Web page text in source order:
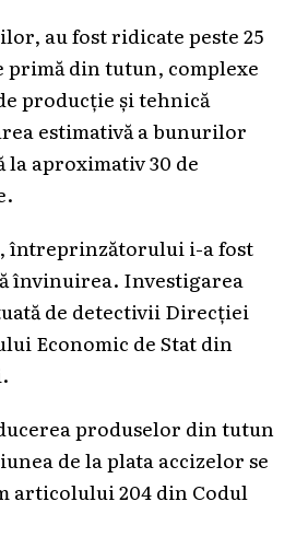
au fost ridicate peste 25
primă din tutun, complexe
producție și tehnică
estimativă a bunurilor
la aproximativ 30 de
întreprinzătorului i-a fost
învinuirea. Investigarea
de detectivii Direcției
Economic de Stat din
produselor din tutun
de la plata accizelor se
articolului 204 din Codul